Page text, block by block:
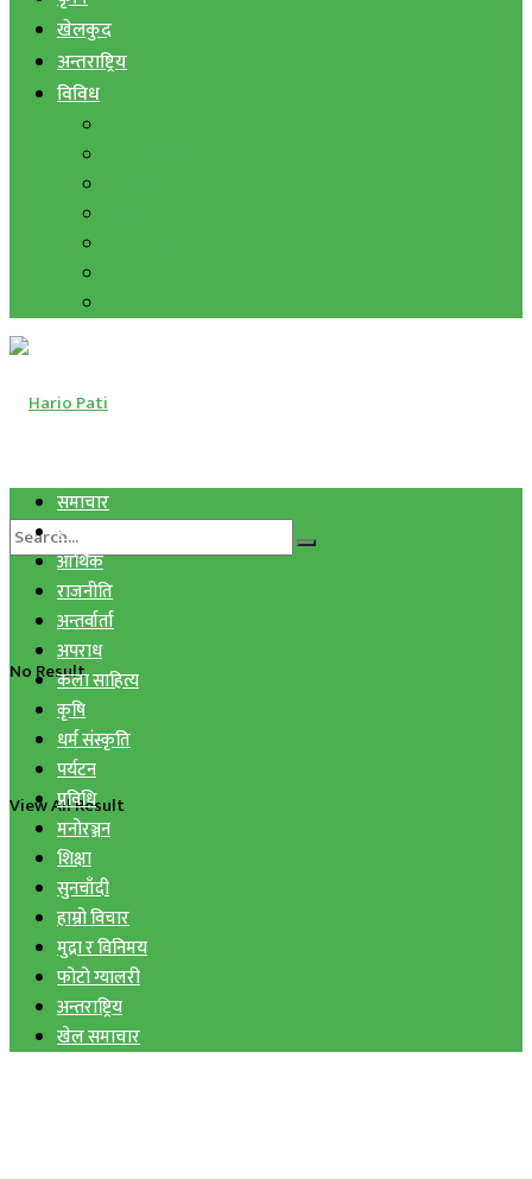
खेलकुद
अन्तराष्ट्रिय
विविध
No Result
View All Result
समाचार
स्वास्थ्य
आर्थिक
राजनीति
अन्तर्वार्ता
अपराध
कला साहित्य
कृषि
धर्म संस्कृति
पर्यटन
प्रविधि
मनोरञ्जन
शिक्षा
सुनचाँदी
हाम्रो विचार
मुद्रा र विनिमय
फोटो ग्यालरी
अन्तराष्ट्रिय
खेल समाचार